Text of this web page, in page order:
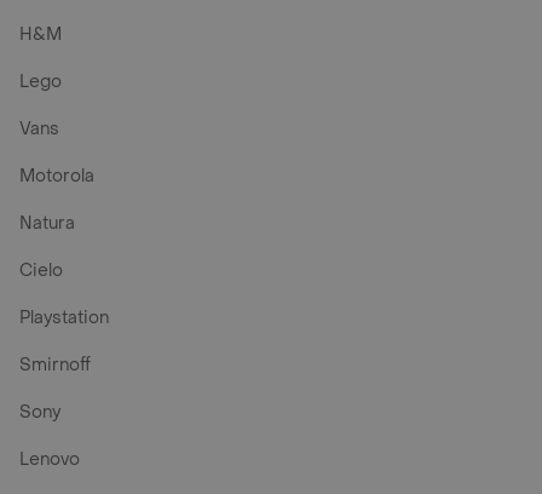
H&M
Lego
Vans
Motorola
Natura
Cielo
Playstation
Smirnoff
Sony
Lenovo